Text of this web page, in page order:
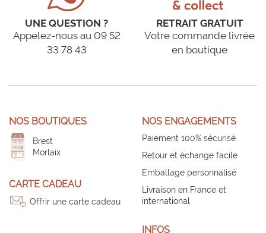
UNE QUESTION ?
Appelez-nous au 09 52
33 78 43
RETRAIT GRATUIT
Votre commande livrée
en boutique
NOS BOUTIQUES
Brest
Morlaix
CARTE CADEAU
Offrir une carte cadeau
NOS ENGAGEMENTS
Paiement 100% sécurisé
Retour et échange facile
Emballage personnalisé
Livraison en France et
international
INFOS